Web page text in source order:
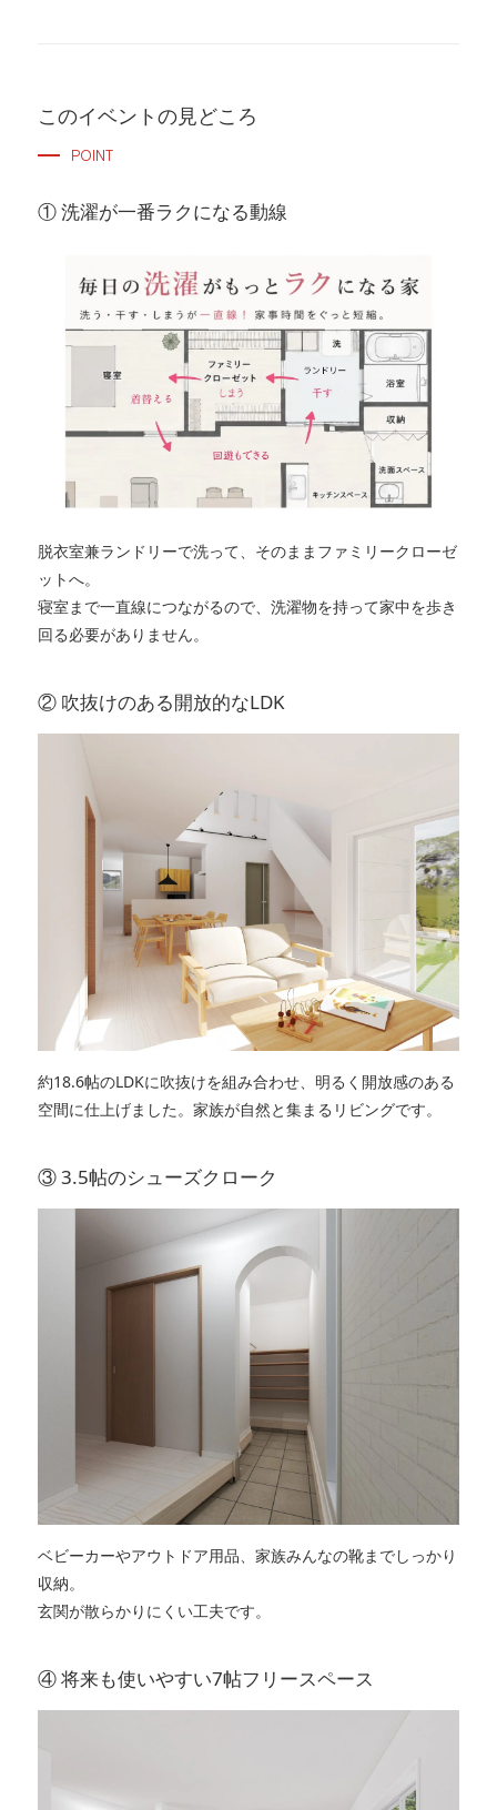
このイベントの見どころ
POINT
① 洗濯が一番ラクになる動線
脱衣室兼ランドリーで洗って、そのままファミリークローゼ
ットへ。
寝室まで一直線につながるので、洗濯物を持って家中を歩き
回る必要がありません。
② 吹抜けのある開放的なLDK
約18.6帖のLDKに吹抜けを組み合わせ、明るく開放感のある
空間に仕上げました。家族が自然と集まるリビングです。
③ 3.5帖のシューズクローク
ベビーカーやアウトドア用品、家族みんなの靴までしっかり
収納。
玄関が散らかりにくい工夫です。
④ 将来も使いやすい7帖フリースペース